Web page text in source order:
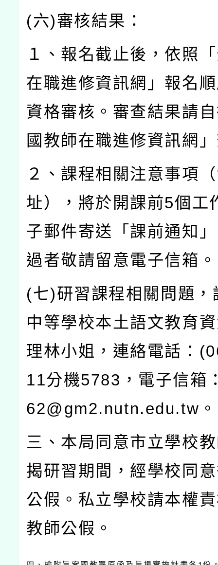
(六)審核結果：
１、報名截止後，依照
在職進修資訊網」報名
資格審核。審查結果請
國教師在職進修資訊網
２、課程相關注意事項
址），將於開課前5個工
子郵件寄送「課前通知
過者敬請留意電子信箱。
(七)研習課程相關問題，
中等學校本土語文教育
理林小姐，連絡電話：
11分機5783 ，電子信箱
62@gm2.nutn.edu.tw 。
三、本局同意市立學校
揭研習期間，經學校同
公假。私立學校請本權
教師公假。